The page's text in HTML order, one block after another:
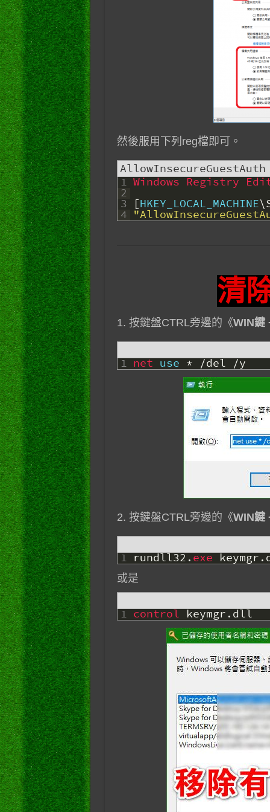
然後服用下列reg檔即可。
AllowInsecureGuestAuth
1
2
3
4
Windows Registry
[HKEY_LOCAL_MACHINE
清
1. 按鍵盤CTRL旁邊的《WIN鍵
1 net use * /del /y
2. 按鍵盤CTRL旁邊的《WIN鍵
1 rundll32.exe keymgr.
或是
1 control keymgr.dll